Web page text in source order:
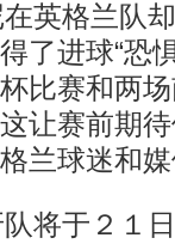
英格兰队
了进球“恐
比赛和两
让赛前期
兰球迷和
将于２１